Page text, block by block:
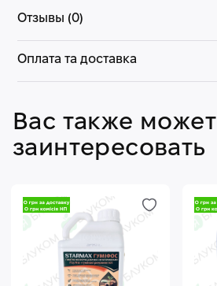
Отзывы (0)
Оплата та доставка
Вас также может
заинтересовать